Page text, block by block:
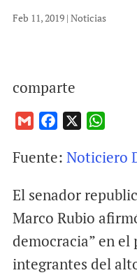
Feb 11, 2019| Noticias
comparte
a
l
c
b
o
k
a
s
A
p
Fuente: Noticiero
El senador
Marco Rubio
democracia” en el
integrantes del